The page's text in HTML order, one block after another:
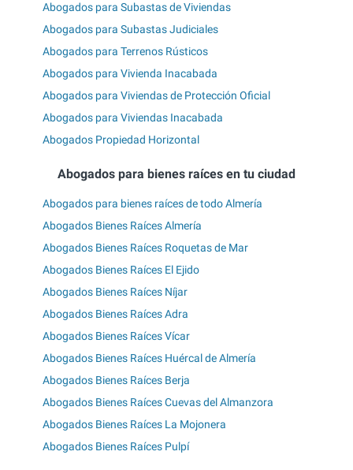
Abogados para Subastas de Viviendas
Abogados para Subastas Judiciales
Abogados para Terrenos Rústicos
Abogados para Vivienda Inacabada
Abogados para Viviendas de Protección Oficial
Abogados para Viviendas Inacabada
Abogados Propiedad Horizontal
Abogados para bienes raíces en tu ciudad
Abogados para bienes raíces de todo Almería
Abogados Bienes Raíces Almería
Abogados Bienes Raíces Roquetas de Mar
Abogados Bienes Raíces El Ejido
Abogados Bienes Raíces Níjar
Abogados Bienes Raíces Adra
Abogados Bienes Raíces Vícar
Abogados Bienes Raíces Huércal de Almería
Abogados Bienes Raíces Berja
Abogados Bienes Raíces Cuevas del Almanzora
Abogados Bienes Raíces La Mojonera
Abogados Bienes Raíces Pulpí